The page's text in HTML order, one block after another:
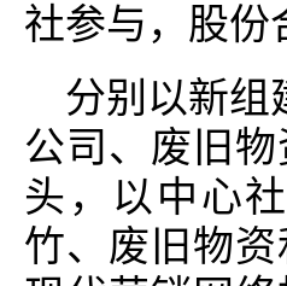
社参与，股份
分别以新组
公司、废旧
头，以中心
竹、废旧物